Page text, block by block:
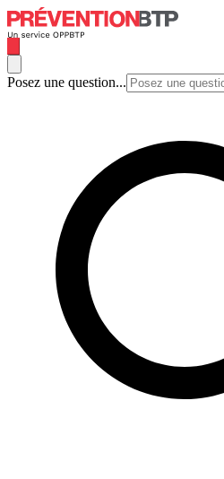
Posez une question...